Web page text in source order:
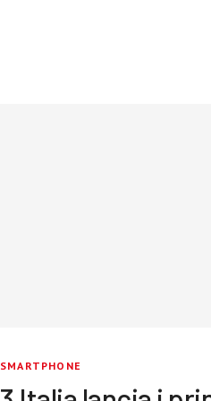
SMARTPHONE